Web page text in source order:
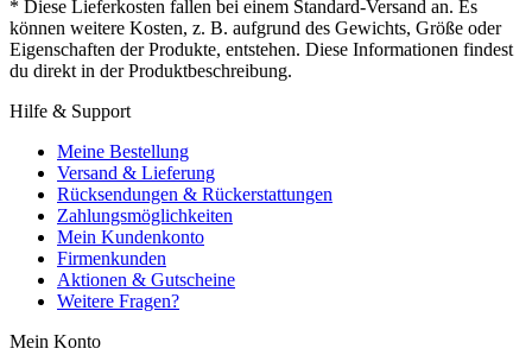
* Diese Lieferkosten fallen bei einem Standard-Versand an. Es
können weitere Kosten, z. B. aufgrund des Gewichts, Größe oder
Eigenschaften der Produkte, entstehen. Diese Informationen findest
du direkt in der Produktbeschreibung.
Hilfe & Support
Meine Bestellung
Versand & Lieferung
Rücksendungen & Rückerstattungen
Zahlungsmöglichkeiten
Mein Kundenkonto
Firmenkunden
Aktionen & Gutscheine
Weitere Fragen?
Mein Konto